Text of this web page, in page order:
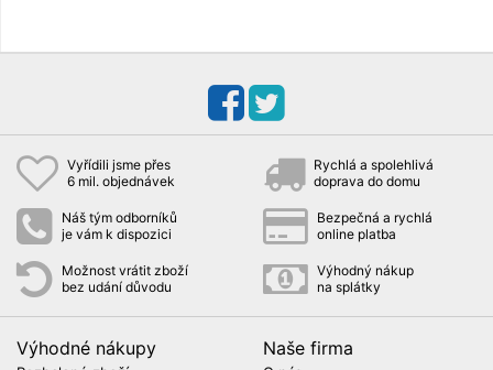
Vyřídili jsme přes
6 mil. objednávek
Rychlá a spolehlivá
doprava do domu
Náš tým odborníků
je vám k dispozici
Bezpečná a rychlá
online platba
Možnost vrátit zboží
bez udání důvodu
Výhodný nákup
na splátky
Výhodné nákupy Naše firma